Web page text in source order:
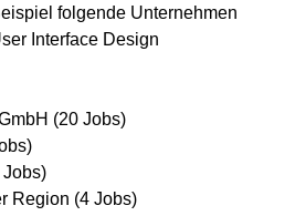
folgende Unternehmen
Interface Design
(20 Jobs)
Region (4 Jobs)